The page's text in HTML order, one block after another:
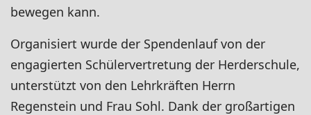
bewegen kann.
Organisiert wurde der Spendenlauf von der
engagierten Schülervertretung der Herderschule,
unterstützt von den Lehrkräften Herrn
Regenstein und Frau Sohl. Dank der großartigen